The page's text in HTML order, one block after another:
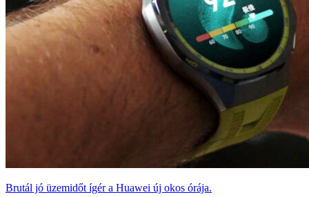
Brutál jó üzemidőt ígér a Huawei új okos órája.